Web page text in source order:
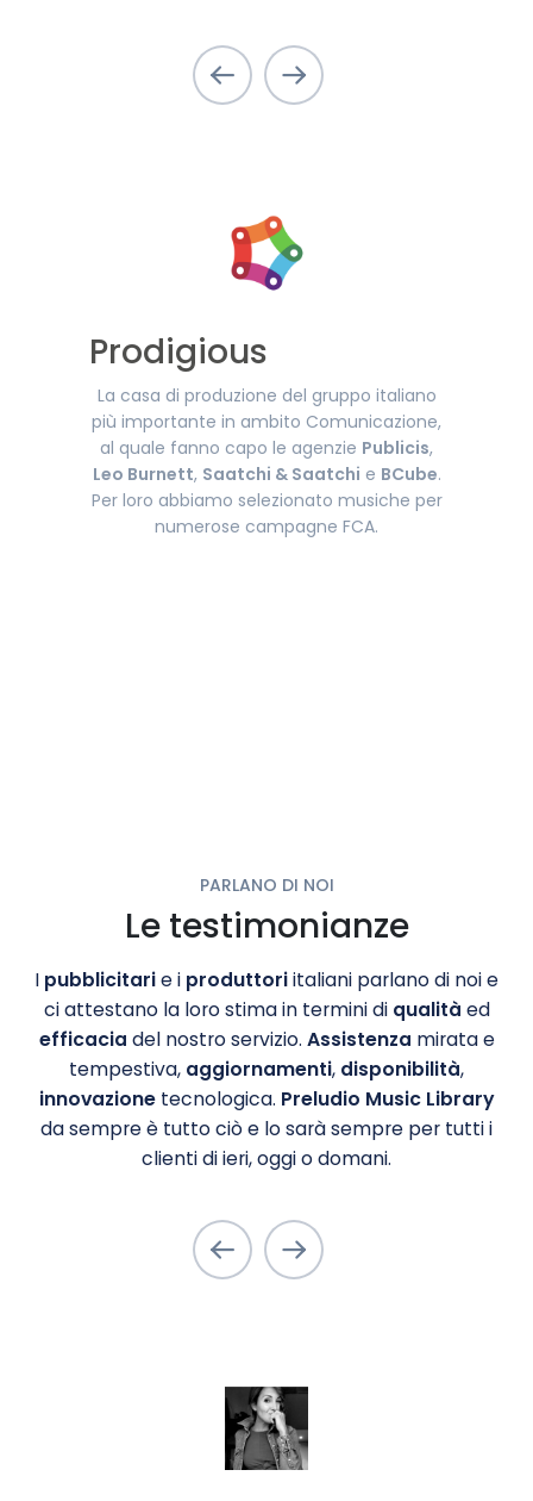
Prodigious
La casa di produzione del gruppo italiano
più importante in ambito Comunicazione,
al quale fanno capo le agenzie Publicis,
Leo Burnett, Saatchi & Saatchi e BCube.
Per loro abbiamo selezionato musiche per
numerose campagne FCA.
PARLANO DI NOI
Le testimonianze
I pubblicitarie i produttoriitaliani parlano di noi e
ci attestano la loro stima in termini di qualità ed
efficacia del nostro servizio. Assistenza mirata e
tempestiva, aggiornamenti, disponibilità,
innovazionetecnologica. Preludio Music Library
da sempre è tutto ciò e lo sarà sempre per tutti i
clienti di ieri, oggi o domani.